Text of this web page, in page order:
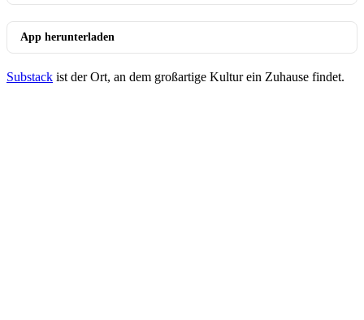
App herunterladen
Substack ist der Ort, an dem großartige Kultur ein Zuhause findet.